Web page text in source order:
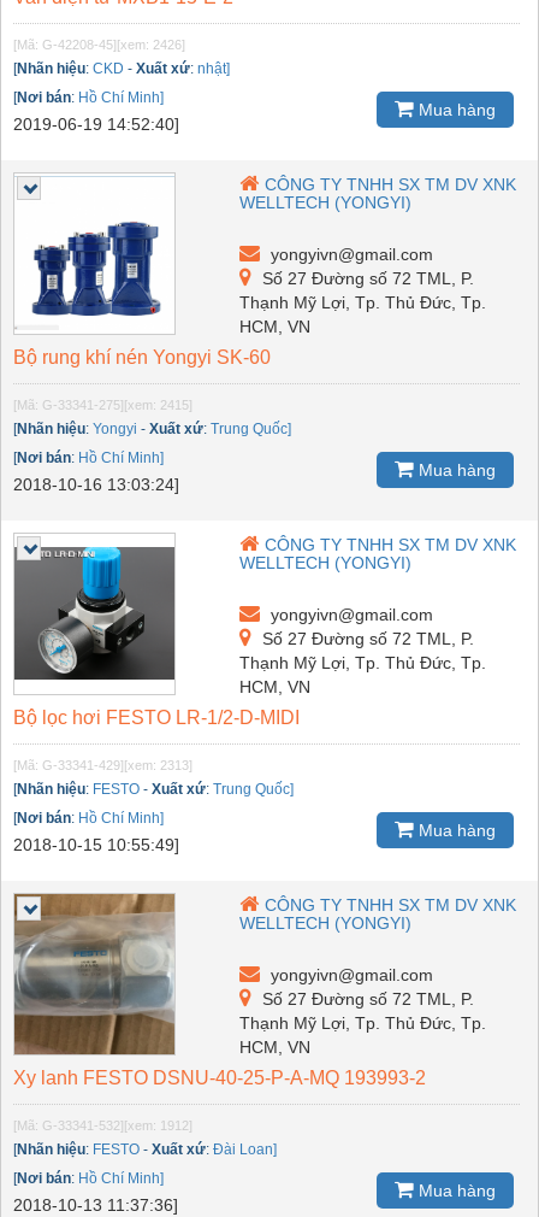
[Mã: G-42208-45][xem: 2426]
[Nhãn hiệu: CKD - Xuất xứ: nhật]
[Nơi bán: Hồ Chí Minh]
2019-06-19 14:52:40]
Mua hàng
CÔNG TY TNHH SX TM DV XNK
WELLTECH (YONGYI)
yongyivn@gmail.com
Số 27 Đường số 72 TML, P.
Thạnh Mỹ Lợi, Tp. Thủ Đức, Tp.
HCM, VN
Bộ rung khí nén Yongyi SK-60
[Mã: G-33341-275][xem: 2415]
[Nhãn hiệu: Yongyi - Xuất xứ: Trung Quốc]
[Nơi bán: Hồ Chí Minh]
2018-10-16 13:03:24]
Mua hàng
CÔNG TY TNHH SX TM DV XNK
WELLTECH (YONGYI)
yongyivn@gmail.com
Số 27 Đường số 72 TML, P.
Thạnh Mỹ Lợi, Tp. Thủ Đức, Tp.
HCM, VN
Bộ lọc hơi FESTO LR-1/2-D-MIDI
[Mã: G-33341-429][xem: 2313]
[Nhãn hiệu: FESTO - Xuất xứ: Trung Quốc]
[Nơi bán: Hồ Chí Minh]
2018-10-15 10:55:49]
Mua hàng
CÔNG TY TNHH SX TM DV XNK
WELLTECH (YONGYI)
yongyivn@gmail.com
Số 27 Đường số 72 TML, P.
Thạnh Mỹ Lợi, Tp. Thủ Đức, Tp.
HCM, VN
Xy lanh FESTO DSNU-40-25-P-A-MQ 193993-2
[Mã: G-33341-532][xem: 1912]
[Nhãn hiệu: FESTO - Xuất xứ: Đài Loan]
[Nơi bán: Hồ Chí Minh]
2018-10-13 11:37:36]
Mua hàng